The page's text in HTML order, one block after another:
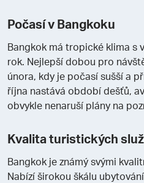
Počasí v Bangkoku
Bangkok má tropické klima s
rok. Nejlepší dobou pro
února, kdy je počasí sušší a
října nastává období dešťů,
obvykle nenaruší plány na
Kvalita turistických
Bangkok je známý svými
Nabízí širokou škálu